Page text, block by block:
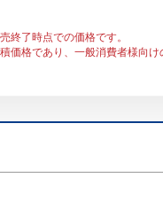
終了時点での価格です。
格であり、一般消費者様向け